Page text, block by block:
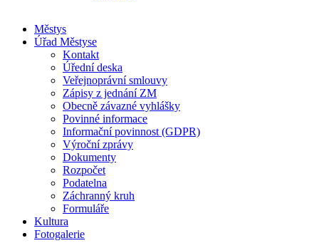
Městys
Úřad Městyse
Kontakt
Úřední deska
Veřejnoprávní smlouvy
Zápisy z jednání ZM
Obecně závazné vyhlášky
Povinné informace
Informační povinnost (GDPR)
Výroční zprávy
Dokumenty
Rozpočet
Podatelna
Záchranný kruh
Formuláře
Kultura
Fotogalerie